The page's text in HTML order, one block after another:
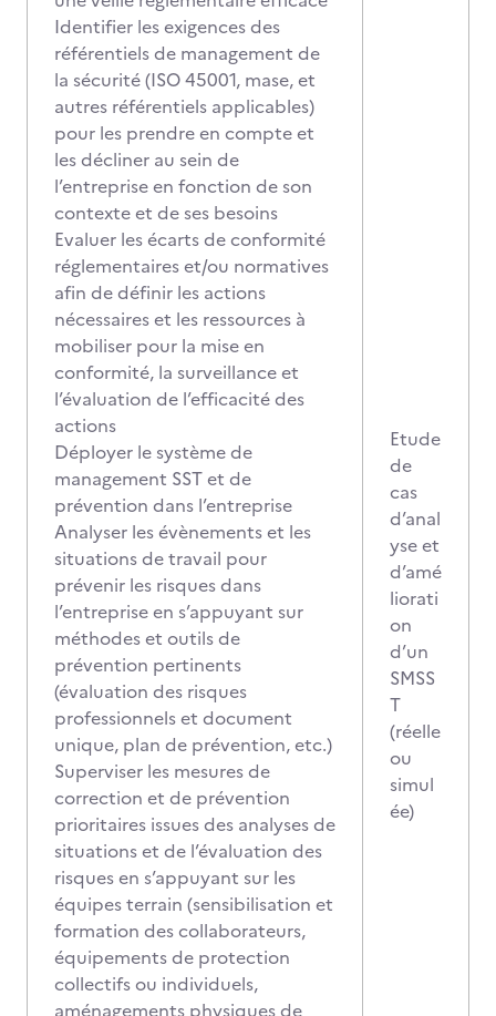
Identifier les exigences des
référentiels de management de
la sécurité (ISO 45001, mase, et
autres référentiels applicables)
pour les prendre en compte et
les décliner au sein de
l’entreprise en fonction de son
contexte et de ses besoins
Evaluer les écarts de conformité
réglementaires et/ou normatives
afin de définir les actions
nécessaires et les ressources à
mobiliser pour la mise en
conformité, la surveillance et
l’évaluation de l’efficacité des
actions
Déployer le système de
management SST et de
prévention dans l’entreprise
Analyser les évènements et les
situations de travail pour
prévenir les risques dans
l’entreprise en s’appuyant sur
méthodes et outils de
prévention pertinents
(évaluation des risques
professionnels et document
unique, plan de prévention, etc.)
Superviser les mesures de
correction et de prévention
prioritaires issues des analyses de
situations et de l’évaluation des
risques en s’appuyant sur les
équipes terrain (sensibilisation et
formation des collaborateurs,
équipements de protection
collectifs ou individuels,
aménagements physiques de
Etude
de
cas
d’anal
yse et
d’amé
liorati
on
d’un
SMSS
T
(réelle
ou
simul
ée)